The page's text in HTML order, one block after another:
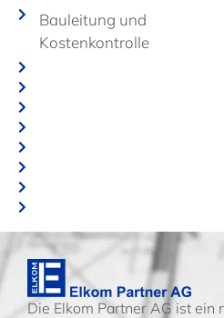
Bauleitung und
Kostenkontrolle
Die Elkom Partner AG ist ein